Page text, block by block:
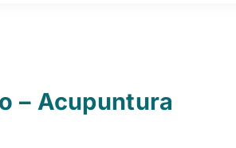
– Acupuntura